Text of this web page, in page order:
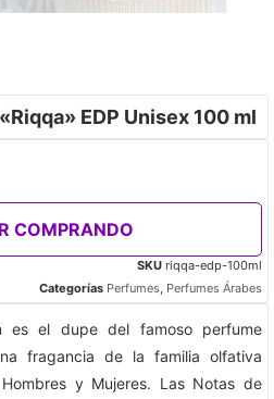
EDP Unisex 100 ml
COMPRANDO
SKU riqqa-edp-100ml
Categorías Perfumes, Perfumes Árabes
es el dupe del famoso perfume
fragancia de la familia olfativa
y Mujeres. Las Notas de